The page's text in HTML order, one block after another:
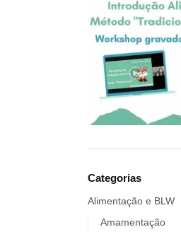
ECO Brotbox
Educa
Ego Editora
Eigenart
El Saquitos de la
Elobra KIDS
Endro
Everyday Baby
ezpz
Fidella
Categorias
Alimentação e BLW
Amamentação